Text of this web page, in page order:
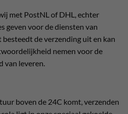
met PostNL of DHL, echter
geven voor de diensten van
de verzending uit en kan
nemen voor de
van leveren.
boven de 24C komt, verzenden